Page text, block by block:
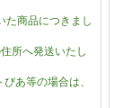
た商品につきまし
所へ発送いたし
あ等の場合は、